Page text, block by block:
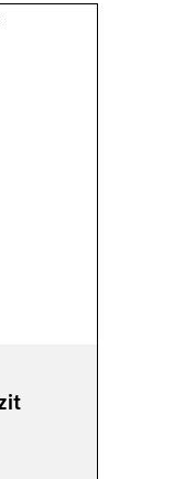
von 5 von 5